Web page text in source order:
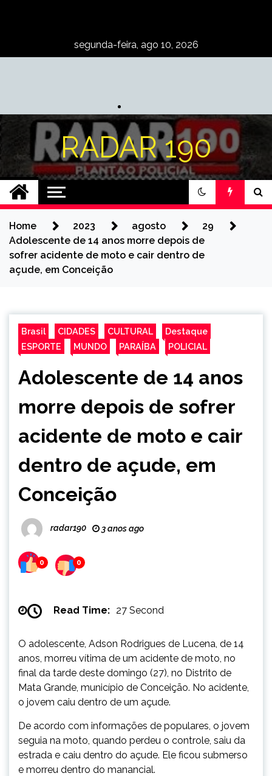
segunda-feira, ago 10, 2026
RADAR 190
Home 2023 agosto
29
Adolescente de 14 anos morre depois de
sofrer acidente de moto e cair dentro de
açude, em Conceição
Brasil CIDADES CULTURAL
Destaque
ESPORTE
MUNDO PARAÍBA POLICIAL
Adolescente de 14 anos
morre depois de sofrer
acidente de moto e cair
dentro de açude, em
Conceição
radar190 3 anos ago
0 0
Read Time: 27 Second
O adolescente, Adson Rodrigues de Lucena, de 14
anos, morreu vítima de um acidente de moto, no
final da tarde deste domingo (27), no Distrito de
Mata Grande, município de Conceição. No acidente,
o jovem caiu dentro de um açude.
De acordo com informações de populares, o jovem
seguia na moto, quando perdeu o controle, saiu da
estrada e caiu dentro do açude. Ele ficou submerso
e morreu dentro do manancial.